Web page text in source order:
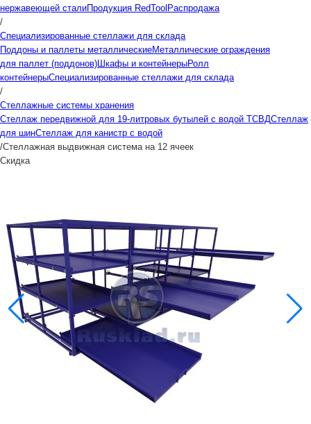
нержавеющей сталиПродукция RedTool Распродажа
/
Специализированные стеллажи для склада
Поддоны и паллеты металлическиеМеталлические ограждения
для паллет (поддонов)Шкафы и контейнерыРолл
контейнерыСпециализированные стеллажи для склада
/
Стеллажные системы хранения
Стеллаж передвижной для 19-литровых бутылей с водой ТСВДСтеллаж
для шинСтеллаж для канистр с водой
/Стеллажная выдвижная система на 12 ячеек
Скидка